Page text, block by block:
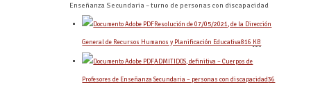
Enseñanza Secundaria – turno de personas con discapacidad
Resolución de 07/05/2021, de la Dirección
General de Recursos Humanos y Planificación Educativa816 KB
ADMITIDOS, definitiva – Cuerpos de
Profesores de Enseñanza Secundaria – personas con discapacidad36